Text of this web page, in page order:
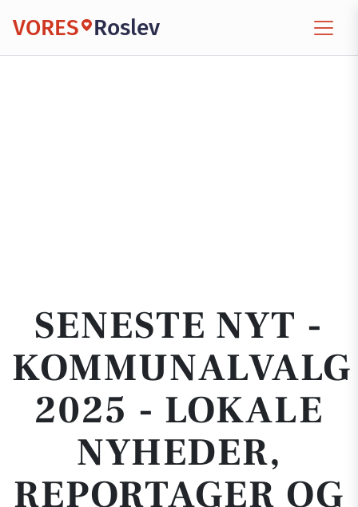
VORES Roslev
SENESTE NYT -
KOMMUNALVALG
2025 - LOKALE
NYHEDER,
REPORTAGER OG